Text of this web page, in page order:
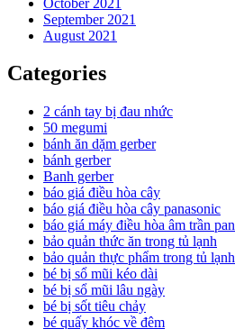
September 2021
August 2021
Categories
2 cánh tay bị đau nhức
50 megumi
bánh ăn dặm gerber
bánh gerber
Banh gerber
báo giá điều hòa cây
báo giá điều hòa cây panasonic
báo giá máy điều hòa âm trần
bảo quản thức ăn trong tủ lạnh
bảo quản thực phẩm trong tủ
bé bị sổ mũi kéo dài
bé bị sổ mũi lâu ngày
bé bị sốt tiêu chảy
bé quấy khóc về đêm